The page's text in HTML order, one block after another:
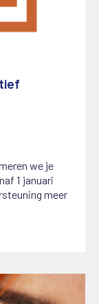
we je
1 januari
meer